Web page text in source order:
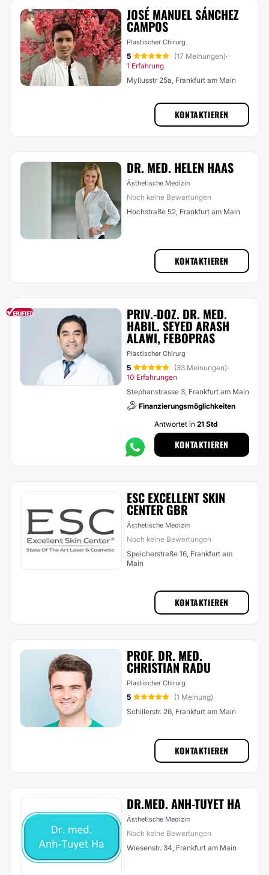
JOSÉ MANUEL SÁNCHEZ
CAMPOS
Plastischer Chirurg
5 (17 Meinungen)·
1 Erfahrung
Myliusstr 25a, Frankfurt am Main
KONTAKTIEREN
DR. MED. HELEN HAAS
Ästhetische Medizin
Noch keine Bewertungen
Hochstraße 52, Frankfurt am Main
KONTAKTIEREN
PRIV.-DOZ. DR. MED.
HABIL. SEYED ARASH
ALAWI, FEBOPRAS
Plastischer Chirurg
5 (33 Meinungen)·
10 Erfahrungen
Stephanstrasse 3, Frankfurt am Main
Finanzierungsmöglichkeiten
Antwortet in 21 Std
KONTAKTIEREN
ESC EXCELLENT SKIN
CENTER GBR
Ästhetische Medizin
Noch keine Bewertungen
Speicherstraße 16, Frankfurt am
Main
KONTAKTIEREN
PROF. DR. MED.
CHRISTIAN RADU
Plastischer Chirurg
5
(1 Meinung)
Schillerstr. 26, Frankfurt am Main
KONTAKTIEREN
DR.MED. ANH-TUYET HA
Ästhetische Medizin
Noch keine Bewertungen
Wiesenstr. 34, Frankfurt am Main